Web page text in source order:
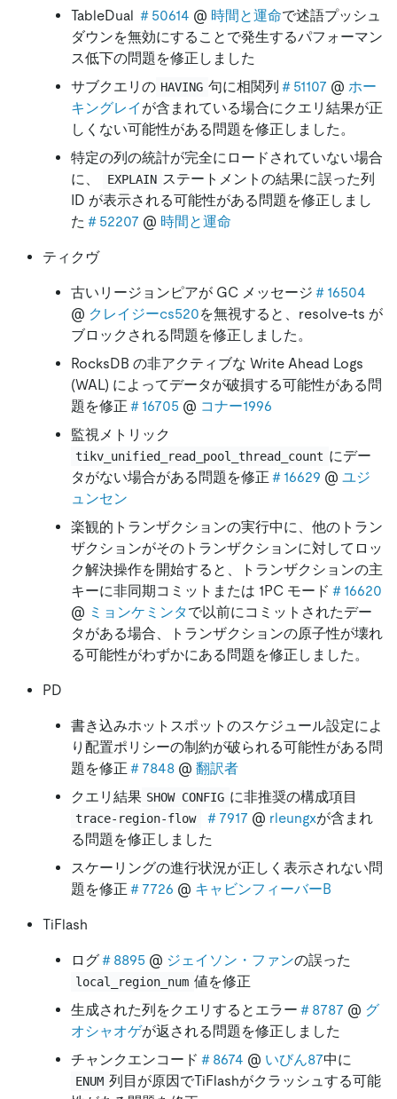
TableDual ＃50614 @ 時間と運命で述語プッシュ
ダウンを無効にすることで発生するパフォーマン
ス低下の問題を修正しました
サブクエリの HAVING 句に相関列 ＃51107 @ ホー
キングレイ が含まれている場合にクエリ結果が正
しくない可能性がある問題を修正しました。
特定の列の統計が完全にロードされていない場合
に、
EXPLAIN ステートメントの結果に誤った列
ID が表示される可能性がある問題を修正しまし
た ＃52207 @ 時間と運命
ティクヴ
古いリージョンピアが GC メッセージ ＃16504
@ クレイジーcs520を無視すると、resolve-ts が
ブロックされる問題を修正しました。
RocksDB の非アクティブな Write Ahead Logs
(WAL) によってデータが破損する可能性がある問
題を修正 ＃16705 @ コナー1996
監視メトリック
tikv_unified_read_pool_thread_count にデー
タがない場合がある問題を修正 ＃16629 @ ユジ
ュンセン
楽観的トランザクションの実行中に、他のトラン
ザクションがそのトランザクションに対してロッ
ク解決操作を開始すると、トランザクションの主
キーに非同期コミットまたは 1PC モード ＃16620
@ ミョンケミンタで以前にコミットされたデー
タがある場合、トランザクションの原子性が壊れ
る可能性がわずかにある問題を修正しました。
PD
書き込みホットスポットのスケジュール設定によ
り配置ポリシーの制約が破られる可能性がある問
題を修正 ＃7848 @ 翻訳者
クエリ結果 SHOW CONFIG に非推奨の構成項目
trace-region-flow ＃7917 @ rleungxが含まれ
る問題を修正しました
スケーリングの進行状況が正しく表示されない問
題を修正 ＃7726 @ キャビンフィーバーB
TiFlash
ログ＃8895 @ ジェイソン・ファンの誤った
local_region_num 値を修正
生成された列をクエリするとエラー ＃8787 @ グ
オシャオゲが返される問題を修正しました
チャンクエンコード ＃8674 @ いびん87中に
ENUM 列目が原因でTiFlashがクラッシュする可能